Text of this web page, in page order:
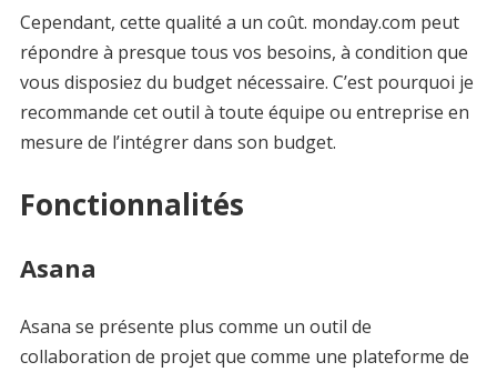
Cependant, cette qualité a un coût. monday.com peut
répondre à presque tous vos besoins, à condition que
vous disposiez du budget nécessaire. C’est pourquoi je
recommande cet outil à toute équipe ou entreprise en
mesure de l’intégrer dans son budget.
Fonctionnalités
Asana
Asana se présente plus comme un outil de
collaboration de projet que comme une plateforme de